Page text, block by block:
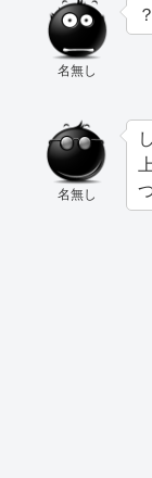
名無し
名無し